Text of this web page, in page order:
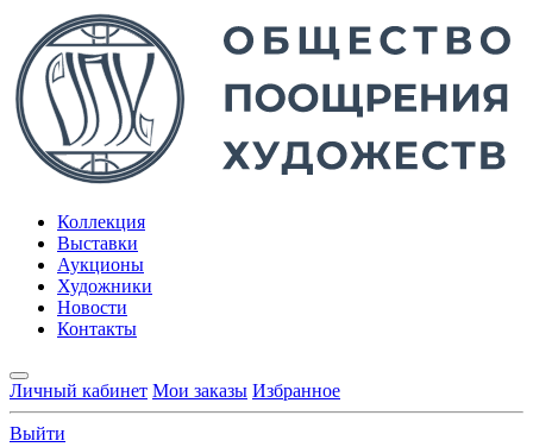
Коллекция
Выставки
Аукционы
Художники
Новости
Контакты
Личный кабинет Мои заказы Избранное
Выйти